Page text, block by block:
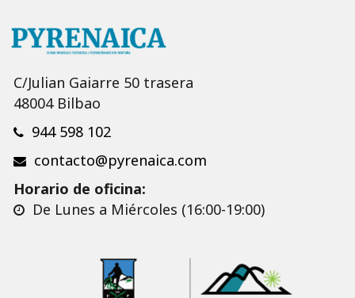
C/Julian Gaiarre 50 trasera
48004 Bilbao
944 598 102
contacto@pyrenaica.com
Horario de oficina:
De Lunes a Miércoles (16:00-19:00)